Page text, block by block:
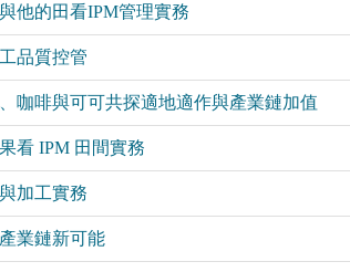
他的田看IPM管理實務
品質控管
咖啡與可可共探適地適作與產業鏈加值
看 IPM 田間實務
加工實務
業鏈新可能